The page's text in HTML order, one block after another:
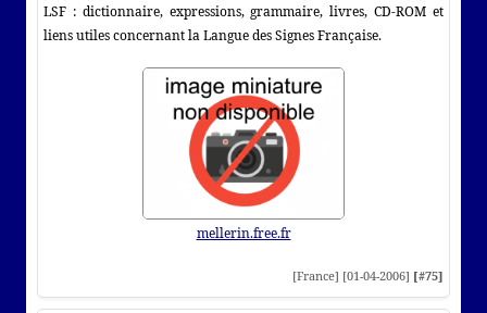
LSF : dictionnaire, expressions, grammaire, livres, CD-ROM et
liens utiles concernant la Langue des Signes Française.
mellerin.free.fr
[France] [01-04-2006] [#75]